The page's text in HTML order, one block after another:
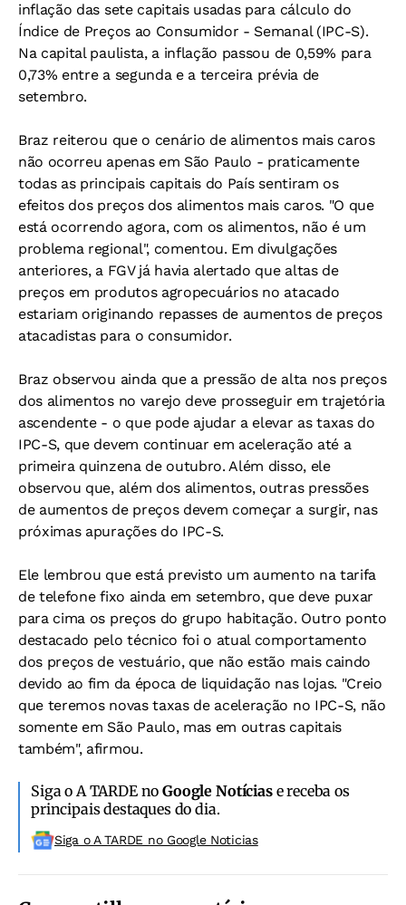
inflação das sete capitais usadas para cálculo do
Índice de Preços ao Consumidor - Semanal (IPC-S).
Na capital paulista, a inflação passou de 0,59% para
0,73% entre a segunda e a terceira prévia de
setembro.
Braz reiterou que o cenário de alimentos mais caros
não ocorreu apenas em São Paulo - praticamente
todas as principais capitais do País sentiram os
efeitos dos preços dos alimentos mais caros. "O que
está ocorrendo agora, com os alimentos, não é um
problema regional", comentou. Em divulgações
anteriores, a FGV já havia alertado que altas de
preços em produtos agropecuários no atacado
estariam originando repasses de aumentos de preços
atacadistas para o consumidor.
Braz observou ainda que a pressão de alta nos preços
dos alimentos no varejo deve prosseguir em trajetória
ascendente - o que pode ajudar a elevar as taxas do
IPC-S, que devem continuar em aceleração até a
primeira quinzena de outubro. Além disso, ele
observou que, além dos alimentos, outras pressões
de aumentos de preços devem começar a surgir, nas
próximas apurações do IPC-S.
Ele lembrou que está previsto um aumento na tarifa
de telefone fixo ainda em setembro, que deve puxar
para cima os preços do grupo habitação. Outro ponto
destacado pelo técnico foi o atual comportamento
dos preços de vestuário, que não estão mais caindo
devido ao fim da época de liquidação nas lojas. "Creio
que teremos novas taxas de aceleração no IPC-S, não
somente em São Paulo, mas em outras capitais
também", afirmou.
Siga o A TARDE noGoogle Notíciase receba os
principais destaques do dia.
Siga o A TARDE no Google Noticias